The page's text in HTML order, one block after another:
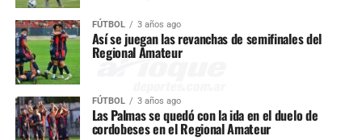
FÚTBOL 3 años ago
Así se juegan las revanchas de semifinales del
Regional Amateur
FÚTBOL 3 años ago
Las Palmas se quedó con la ida en el duelo de
cordobeses en el Regional Amateur